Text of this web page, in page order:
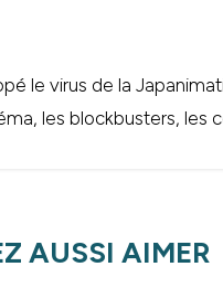
le virus de la
les blockbusters, les
AUSSI AIMER